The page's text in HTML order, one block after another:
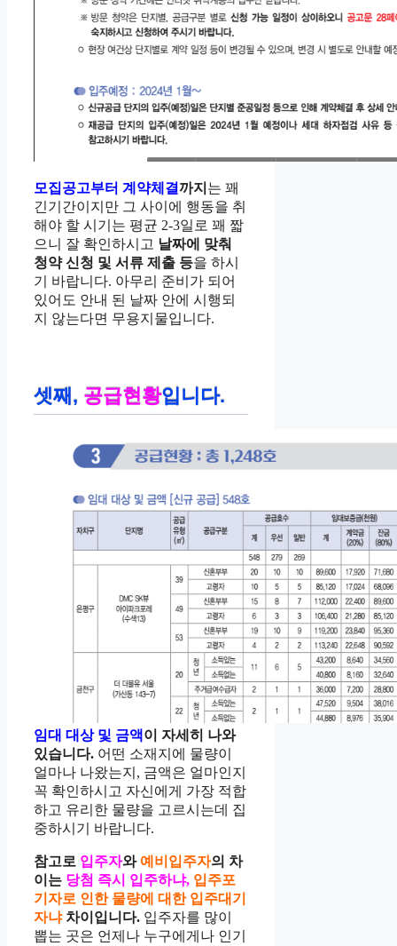
모집공고부터 계약체결까지 는 꽤
긴기간이지만 그 사이에 행동을 취
해야 할 시기는 평균 2-3일로 꽤 짧
으니 잘 확인하시고 날짜에 맞춰
청약 신청 및 서류 제출 등을 하시
기 바랍니다. 아무리 준비가 되어
있어도 안내 된 날짜 안에 시행되
지 않는다면 무용지물입니다.
셋째, 공급현황입니다.
임대 대상 및 금액이 자세히 나와
있습니다. 어떤 소재지에 물량이
얼마나 나왔는지, 금액은 얼마인지
꼭 확인하시고 자신에게 가장 적합
하고 유리한 물량을 고르시는데 집
중하시기 바랍니다.
참고로 입주자와 예비입주자의 차
이는 당첨 즉시 입주하냐, 입주포
기자로 인한 물량에 대한 입주대기
자냐차이입니다. 입주자를 많이
뽑는 곳은 언제나 누구에게나 인기